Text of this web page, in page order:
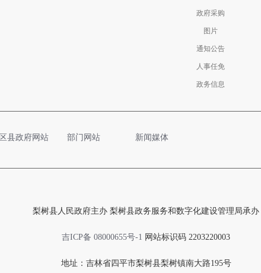
政府采购
图片
通知公告
人事任免
政务信息
区县政府网站 部门网站 新闻媒体
梨树县人民政府主办 梨树县政务服务和数字化建设管理局承办
吉ICP备 08000655号-1 网站标识码 2203220003
地址：吉林省四平市梨树县梨树镇南大路195号